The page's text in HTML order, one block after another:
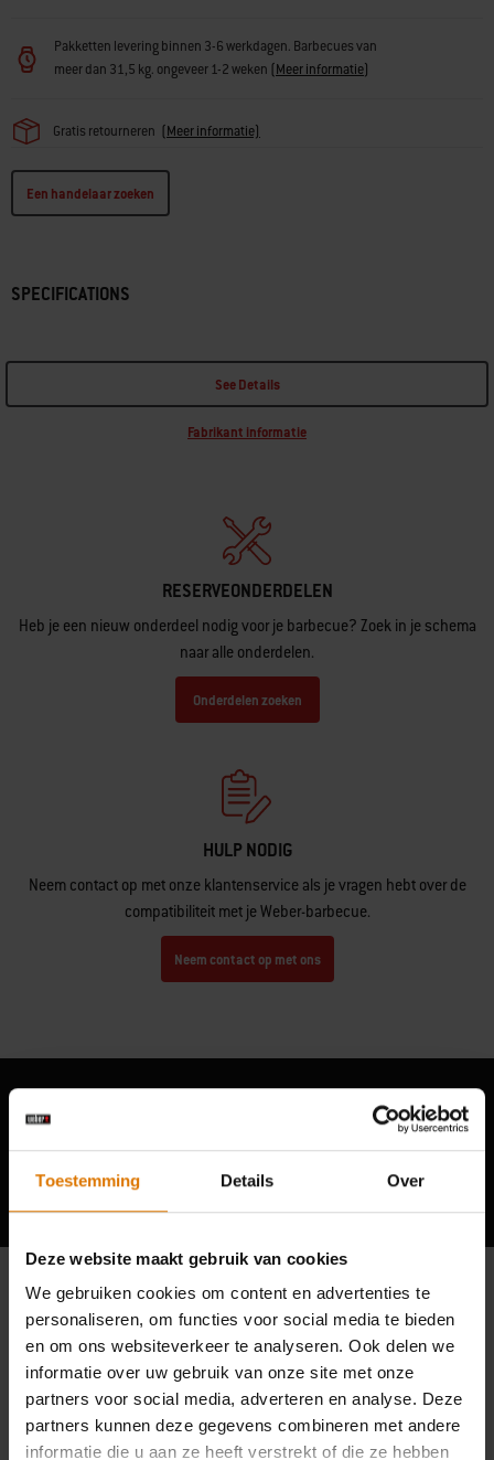
Toestemming Details Over
Deze website maakt gebruik van cookies
We gebruiken cookies om content en advertenties te
personaliseren, om functies voor social media te bieden
en om ons websiteverkeer te analyseren. Ook delen we
informatie over uw gebruik van onze site met onze
partners voor social media, adverteren en analyse. Deze
partners kunnen deze gegevens combineren met andere
informatie die u aan ze heeft verstrekt of die ze hebben
Pakketten levering binnen 3-6 werkdagen. Barbecues van
meer dan 31,5 kg. ongeveer 1-2 weken (Meer informatie)
Gratis retourneren (Meer informatie)
Een handelaar zoeken
SPECIFICATIONS
See Details
Fabrikant informatie
RESERVEONDERDELEN
Heb je een nieuw onderdeel nodig voor je barbecue? Zoek in je schema
naar alle onderdelen.
Onderdelen zoeken
HULP NODIG
Neem contact op met onze klantenservice als je vragen hebt over de
compatibiliteit met je Weber-barbecue.
Neem contact op met ons
Hear From Other Grillers